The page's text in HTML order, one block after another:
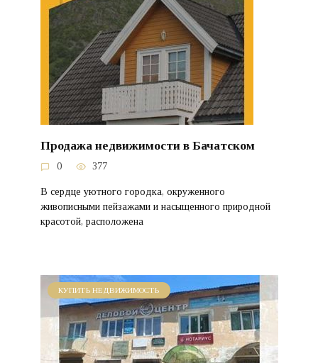
Продажа недвижимости в Бачатском
0 377
В сердце уютного городка, окруженного
живописными пейзажами и насыщенного природной
красотой, расположена
КУПИТЬ НЕДВИЖИМОСТЬ